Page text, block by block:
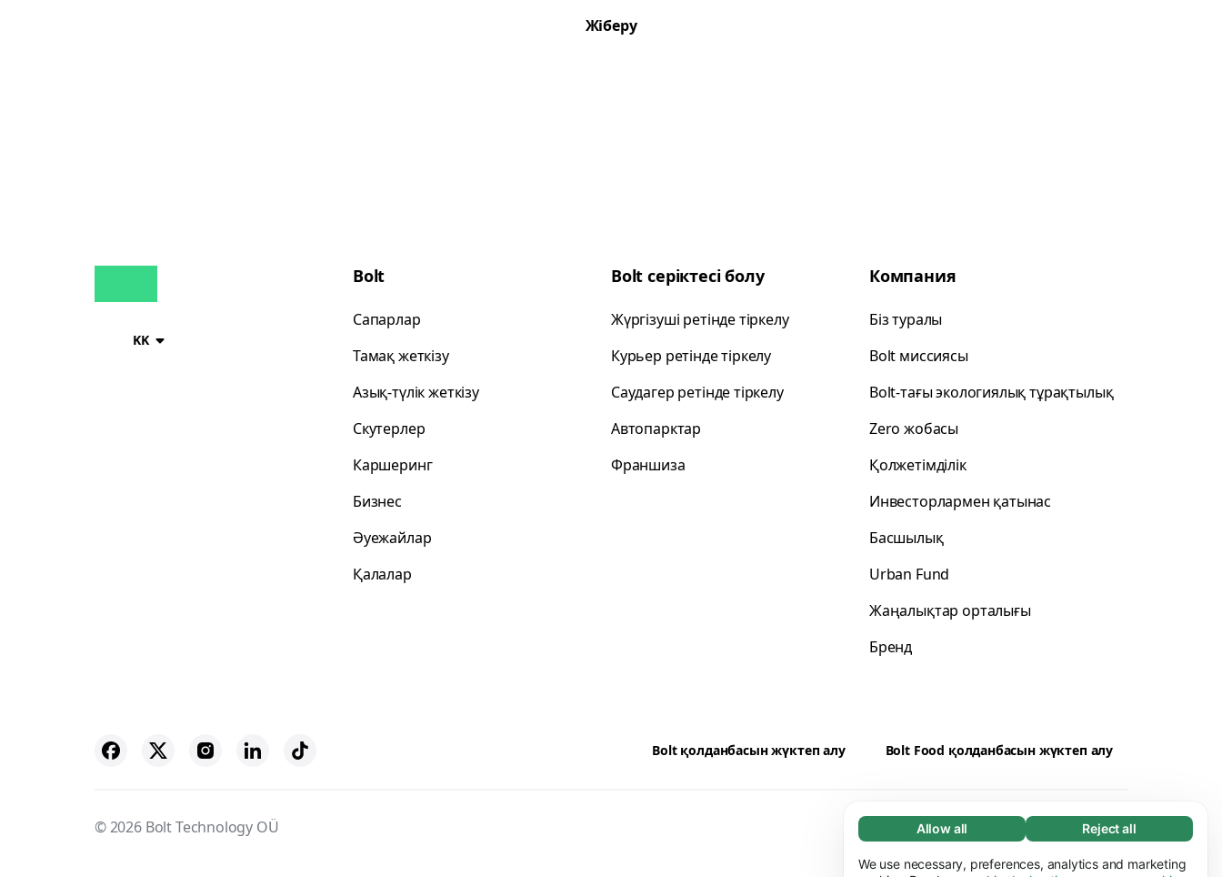
Necessary (65)
Necessary cookies help make our website
Learn more
Allow all Reject all
We use necessary, preferences, analytics and marketing
Жіберу
KK
Bolt
Сапарлар
Тамақ жеткізу
Азық-түлік жеткізу
Скутерлер
Каршеринг
Бизнес
Әуежайлар
Қалалар
Bolt серіктесі болу
Жүргізуші ретінде тіркелу
Курьер ретінде тіркелу
Саудагер ретінде тіркелу
Автопарктар
Франшиза
Компания
Біз туралы
Bolt миссиясы
Bolt-тағы экологиялық тұрақтылық
Zero жобасы
Қолжетімділік
Инвесторлармен қатынас
Басшылық
Urban Fund
Жаңалықтар орталығы
Бренд
Bolt қолданбасын жүктеп алу Bolt Food қолданбасын жүктеп алу
© 2026 Bolt Technology OÜ Жеткізушілер Cookies